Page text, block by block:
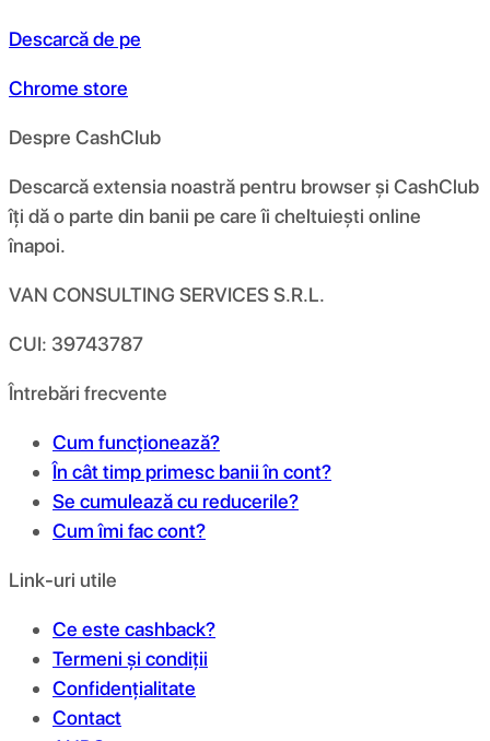
Descarcă de pe
Chrome store
Despre CashClub
Descarcă extensia noastră pentru browser și CashClub
îți dă o parte din banii pe care îi cheltuiești online
înapoi.
VAN CONSULTING SERVICES S.R.L.
CUI: 39743787
Întrebări frecvente
Cum funcționează?
În cât timp primesc banii în cont?
Se cumulează cu reducerile?
Cum îmi fac cont?
Link-uri utile
Ce este cashback?
Termeni și condiții
Confidențialitate
Contact